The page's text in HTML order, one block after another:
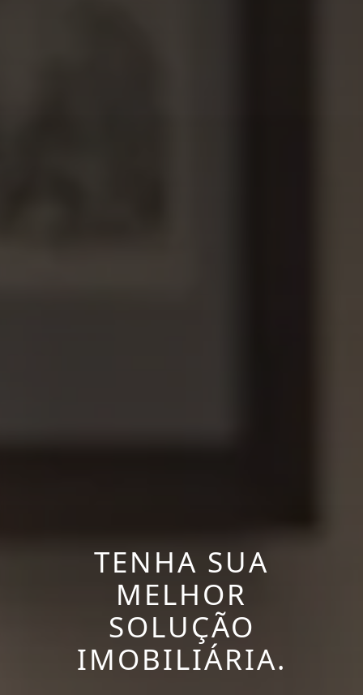
TENHA SUA
MELHOR
SOLUÇÃO
IMOBILIÁRIA.